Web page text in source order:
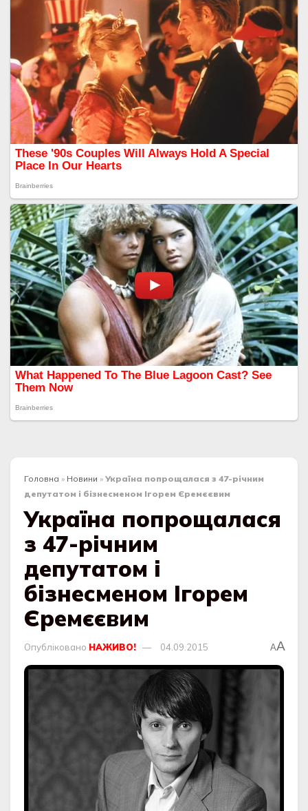
Головна » Новини » Україна попрощалася з 47-річним
депутатом і бізнесменом Ігорем Єремєєвим
Україна попрощалася
з 47-річним
депутатом і
бізнесменом Ігорем
Єремєєвим
Опубліковано НАЖИВО! 04.09.2015 AA